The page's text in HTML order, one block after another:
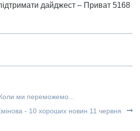
дайджест – Приват 5168
ми переможемо...
- 10 хороших новин 11 червня